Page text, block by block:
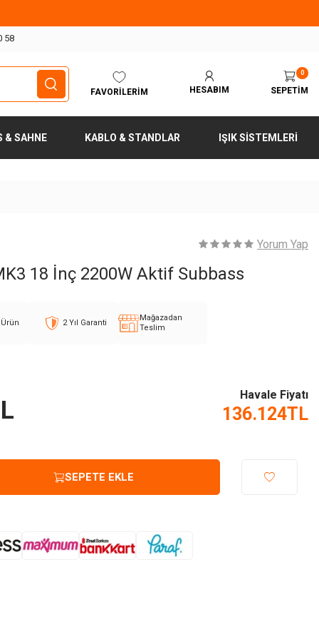
58
FAVORILERIM HESABIM
0
SEPETIM
& SAHNE KABLO & STANDLAR IŞIK SISTEMLERI
Yorum Yap
18 İnç 2200W Aktif Subbass
2 Yıl Garanti
Mağazadan
Teslim
Havale Fiyatı
136.124TL
SEPETE EKLE